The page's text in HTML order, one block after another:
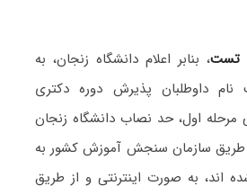
تست، بنابر اعلام دانشگاه زنجان، به
نام داوطلبان پذیرش دوره دکتری
اول، حد نصاب دانشگاه زنجان
طریق سازمان سنجش آموزش کشور به
اند، به صورت اینترنتی و از طریق